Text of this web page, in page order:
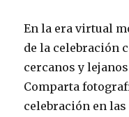
En la era virtual
de la celebración
cercanos y
Comparta
celebración en